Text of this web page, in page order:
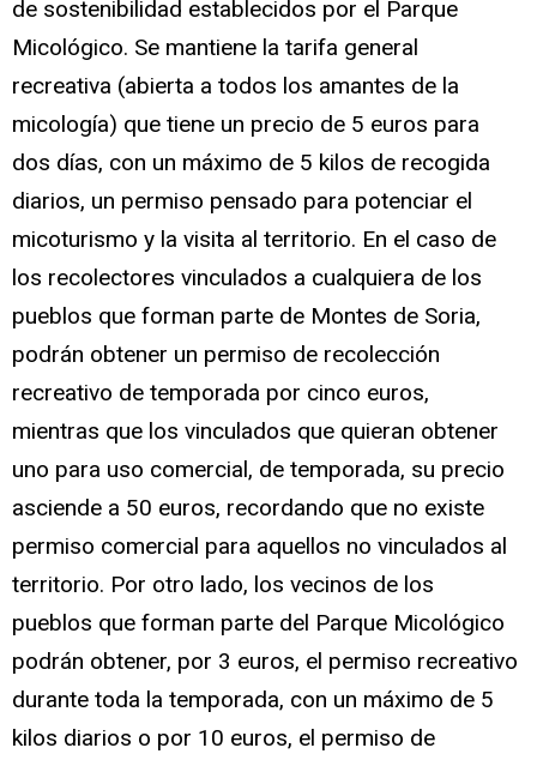
de sostenibilidad establecidos por el Parque
Micológico. Se mantiene la tarifa general
recreativa (abierta a todos los amantes de la
micología) que tiene un precio de 5 euros para
dos días, con un máximo de 5 kilos de recogida
diarios, un permiso pensado para potenciar el
micoturismo y la visita al territorio. En el caso de
los recolectores vinculados a cualquiera de los
pueblos que forman parte de Montes de Soria,
podrán obtener un permiso de recolección
recreativo de temporada por cinco euros,
mientras que los vinculados que quieran obtener
uno para uso comercial, de temporada, su precio
asciende a 50 euros, recordando que no existe
permiso comercial para aquellos no vinculados al
territorio. Por otro lado, los vecinos de los
pueblos que forman parte del Parque Micológico
podrán obtener, por 3 euros, el permiso recreativo
durante toda la temporada, con un máximo de 5
kilos diarios o por 10 euros, el permiso de